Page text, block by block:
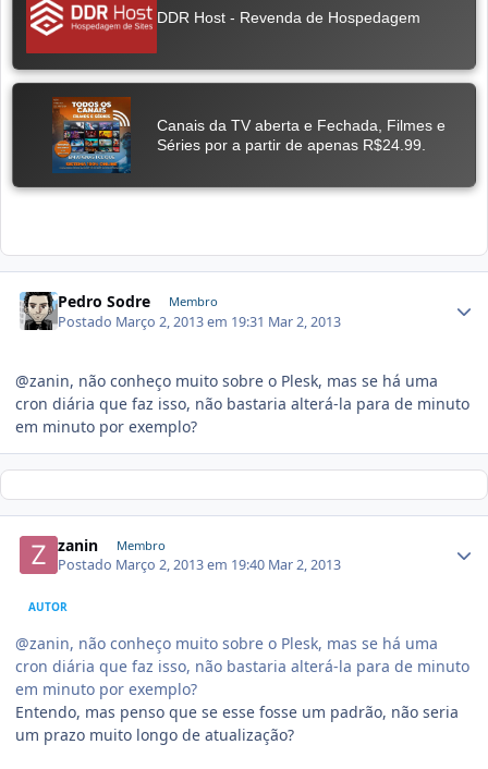
Pedro Sodre Membro
Postado Março 2, 2013 em 19:31 Mar 2, 2013
@zanin, não conheço muito sobre o Plesk, mas se há uma
cron diária que faz isso, não bastaria alterá-la para de minuto
em minuto por exemplo?
zanin Membro
Postado Março 2, 2013 em 19:40 Mar 2, 2013
AUTOR
@zanin, não conheço muito sobre o Plesk, mas se há uma
cron diária que faz isso, não bastaria alterá-la para de minuto
em minuto por exemplo?
Entendo, mas penso que se esse fosse um padrão, não seria
um prazo muito longo de atualização?